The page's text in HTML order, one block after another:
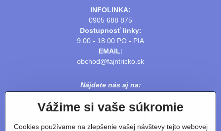
INFOLINKA:
0905 688 875
Dostupnosť linky:
9:00 - 18:00 PO - PIA
EMAIL:
obchod@fajntricko.sk
Nájdete nás aj na:
Vážime si vaše súkromie
Cookies používame na zlepšenie vašej návštevy tejto webovej